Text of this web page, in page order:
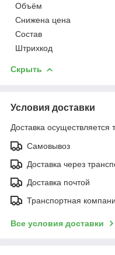
Объём
Снижена цена
Состав
Штрихкод
Скрыть
Условия доставки
Доставка осуществляется
Самовывоз
Доставка через
Доставка почтой
Транспортная
Все условия доставки